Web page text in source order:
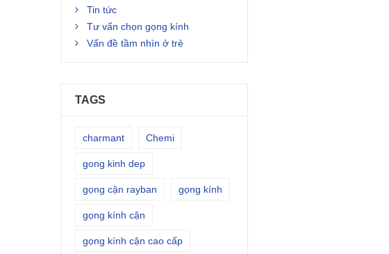
Tin tức
Tư vấn chọn gọng kính
Vấn đề tầm nhìn ở trẻ
TAGS
charmant Chemi
gong kinh dep
gọng cận rayban gọng kính
gọng kính cận
gọng kính cận cao cấp